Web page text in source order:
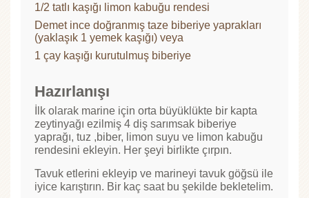
1/2 tatlı kaşığı limon kabuğu rendesi
Demet ince doğranmış taze biberiye yaprakları
(yaklaşık 1 yemek kaşığı) veya
1 çay kaşığı kurutulmuş biberiye
Hazırlanışı
İlk olarak marine için orta büyüklükte bir kapta
zeytinyağı ezilmiş 4 diş sarımsak biberiye
yaprağı, tuz ,biber, limon suyu ve limon kabuğu
rendesini ekleyin. Her şeyi birlikte çırpın.
Tavuk etlerini ekleyip ve marineyi tavuk göğsü ile
iyice karıştırın. Bir kaç saat bu şekilde bekletelim.